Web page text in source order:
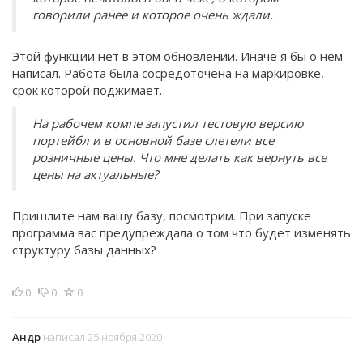
говорили ранее и которое очень ждали.
Этой функции нет в этом обновлении. Иначе я бы о нём
написал. Работа была сосредоточена на маркировке,
срок которой поджимает.
На рабочем компе запустил тестовую версию
портейбл и в основной базе слетели все
розничные цены. Что мне делать как вернуть все
цены на актуальные?
Пришлите нам вашу базу, посмотрим. При запуске
программа вас предупреждала о том что будет изменять
структуру базы данных?
0 0 0
Андр написал 25 ноября 2020